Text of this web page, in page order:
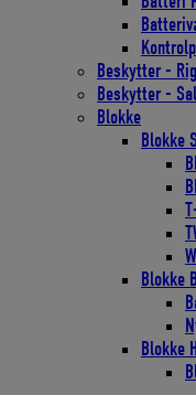
Beskytter - Rig
Beskytter -
Blokke
Blokke
Blokke
Blokke